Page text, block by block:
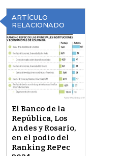
ARTÍCULO
RELACIONADO
El Banco de la
República, Los
Andes y Rosario,
en el podio del
Ranking RePec